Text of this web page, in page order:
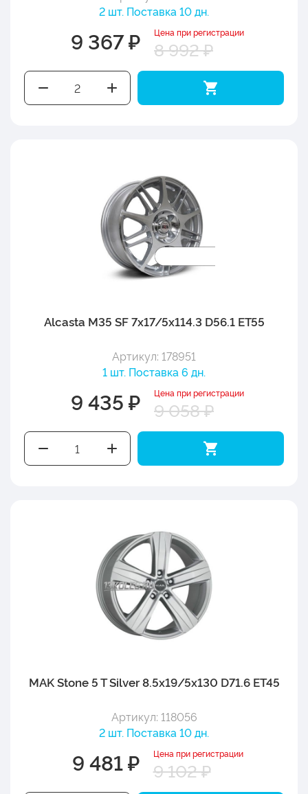
2 шт. Поставка 10 дн.
9 367 ₽ Цена при регистрации
8 992 ₽
Alcasta M35 SF 7x17/5x114.3 D56.1 ET55
Артикул: 178951
1 шт. Поставка 6 дн.
9 435 ₽ Цена при регистрации
9 058 ₽
MAK Stone 5 T Silver 8.5x19/5x130 D71.6 ET45
Артикул: 118056
2 шт. Поставка 10 дн.
9 481 ₽ Цена при регистрации
9 102 ₽